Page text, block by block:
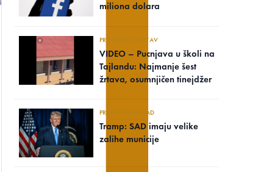
miliona dolara
PRONAĐEN MRTAV
VIDEO – Pucnjava u školi na
Tajlandu: Najmanje šest
žrtava, osumnjičen tinejdžer
PREDSJEDNIK SAD
Tramp: SAD imaju velike
zalihe municije